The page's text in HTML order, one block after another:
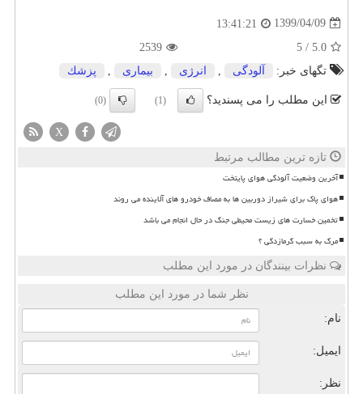
1399/04/09
13:41:21
5.0
/
5
2539
تگهای خبر:
آلودگی انرژی بیماری پزشك
این مطلب را می پسندید؟ (1)
(0)
X
تازه ترین مطالب مرتبط
آخرین وضعیت آلودگی هوای پایتخت
هوای پاک برای شیراز دوربین ها به مصاف خودرو های آلاینده می روند
تخمین خسارت های زیست محیطی جنگ در حال انجام می باشد
مرگ به سبب گرمازدگی ؟
نظرات بینندگان در مورد این مطلب
نظر شما در مورد این مطلب
نام:
ایمیل:
نظر: